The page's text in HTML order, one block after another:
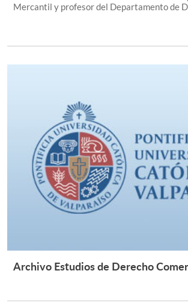
Mercantil y profesor del Departamento de
Archivo Estudios de Derecho